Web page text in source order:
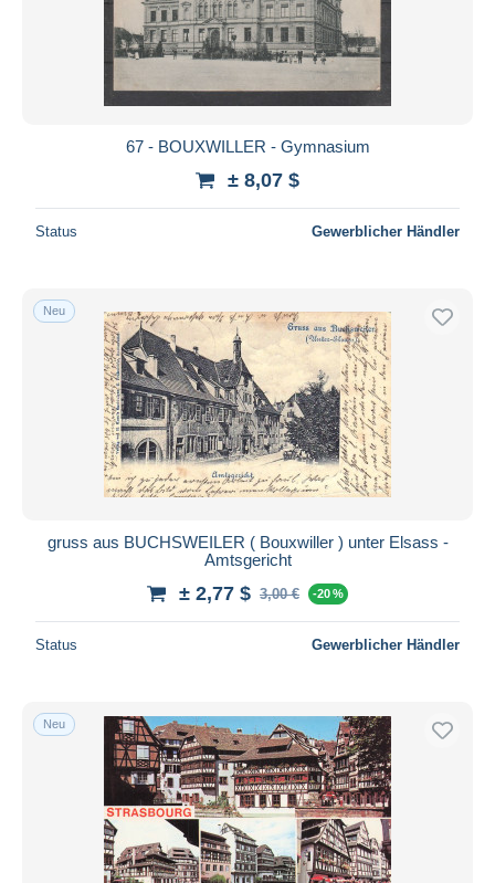
67 - BOUXWILLER - Gymnasium
± 8,07 $
Status Gewerblicher Händler
Neu
gruss aus BUCHSWEILER ( Bouxwiller ) unter Elsass -
Amtsgericht
± 2,77 $ 3,00 € -20 %
Status Gewerblicher Händler
Neu